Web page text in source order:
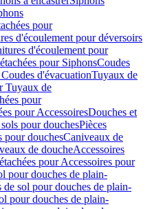
pour
d'écoulement pour déversoirs
d'écoulement pour
pour SiphonsCoudes
d'évacuationTuyaux de
Tuyaux de
pour
pour AccessoiresDouches et
pour douchesPièces
pour douchesCaniveaux de
de doucheAccessoires
pour Accessoires pour
pour douches de plain-
de sol pour douches de plain-
pour douches de plain-